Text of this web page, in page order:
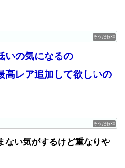
0
いの気になるの
高レア追加して欲しいの
0
ない気がするけど重なりや